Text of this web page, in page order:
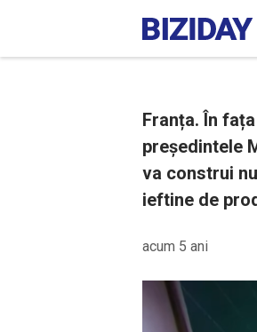
Franța. În
președintele
va construi
ieftine de
acum 5 ani